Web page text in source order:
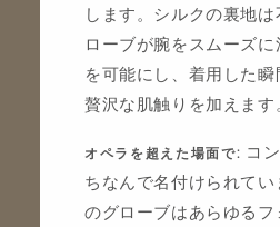
します。シルクの裏地
ローブが腕をスムーズに
を可能にし、着用した
贅沢な肌触りを加えます
オペラを超えた場面で: コ
ちなんで名付けられてい
のグローブはあらゆる